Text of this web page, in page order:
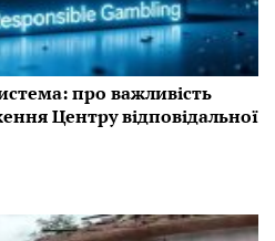
про важливість
Центру відповідальної